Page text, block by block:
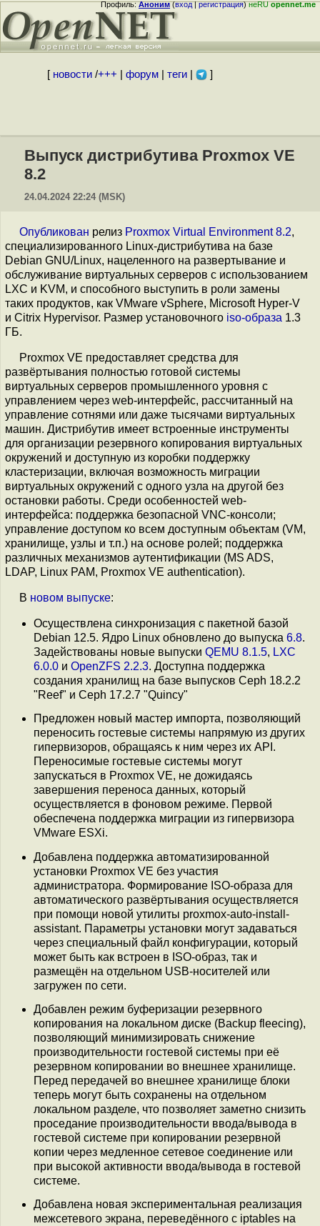
Профиль:Аноним(вход|регистрация)неRUopennet.me
[ новости/+++ форум| теги| ]
Выпуск дистрибутива Proxmox VE
8.2
24.04.2024 22:24 (MSK)
Опубликован релиз Proxmox Virtual Environment 8.2,
специализированного Linux-дистрибутива на базе
Debian GNU/Linux, нацеленного на развертывание и
обслуживание виртуальных серверов с использованием
LXC и KVM, и способного выступить в роли замены
таких продуктов, как VMware vSphere, Microsoft Hyper-V
и Citrix Hypervisor. Размер установочного iso-образа 1.3
ГБ.
Proxmox VE предоставляет средства для
развёртывания полностью готовой системы
виртуальных серверов промышленного уровня с
управлением через web-интерфейс, рассчитанный на
управление сотнями или даже тысячами виртуальных
машин. Дистрибутив имеет встроенные инструменты
для организации резервного копирования виртуальных
окружений и доступную из коробки поддержку
кластеризации, включая возможность миграции
виртуальных окружений с одного узла на другой без
остановки работы. Среди особенностей web-
интерфейса: поддержка безопасной VNC-консоли;
управление доступом ко всем доступным объектам (VM,
хранилище, узлы и т.п.) на основе ролей; поддержка
различных механизмов аутентификации (MS ADS,
LDAP, Linux PAM, Proxmox VE authentication).
В новом выпуске:
Осуществлена синхронизация с пакетной базой
Debian 12.5. Ядро Linux обновлено до выпуска 6.8.
Задействованы новые выпуски QEMU 8.1.5, LXC
6.0.0 и OpenZFS 2.2.3. Доступна поддержка
создания хранилищ на базе выпусков Ceph 18.2.2
"Reef" и Ceph 17.2.7 "Quincy"
Предложен новый мастер импорта, позволяющий
переносить гостевые системы напрямую из других
гипервизоров, обращаясь к ним через их API.
Переносимые гостевые системы могут
запускаться в Proxmox VE, не дожидаясь
завершения переноса данных, который
осуществляется в фоновом режиме. Первой
обеспечена поддержка миграции из гипервизора
VMware ESXi.
Добавлена поддержка автоматизированной
установки Proxmox VE без участия
администратора. Формирование ISO-образа для
автоматического развёртывания осуществляется
при помощи новой утилиты proxmox-auto-install-
assistant. Параметры установки могут задаваться
через специальный файл конфигурации, который
может быть как встроен в ISO-образ, так и
размещён на отдельном USB-носителей или
загружен по сети.
Добавлен режим буферизации резервного
копирования на локальном диске (Backup fleecing),
позволяющий минимизировать снижение
производительности гостевой системы при её
резервном копировании во внешнее хранилище.
Перед передачей во внешнее хранилище блоки
теперь могут быть сохранены на отдельном
локальном разделе, что позволяет заметно снизить
проседание производительности ввода/вывода в
гостевой системе при копировании резервной
копии через медленное сетевое соединение или
при высокой активности ввода/вывода в гостевой
системе.
Добавлена новая экспериментальная реализация
межсетевого экрана, переведённого с iptables на